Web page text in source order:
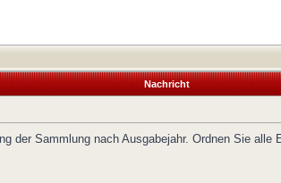
Nachricht
der Sammlung nach Ausgabejahr. Ordnen Sie